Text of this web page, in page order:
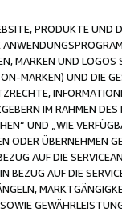
PRODUKTE UND
MARKEN UND
MARKEN) UND DIE
IM RAHMEN
UND „WIE
ODER ÜBERNEHMEN
AUF DIE
BEZUG AUF DIE